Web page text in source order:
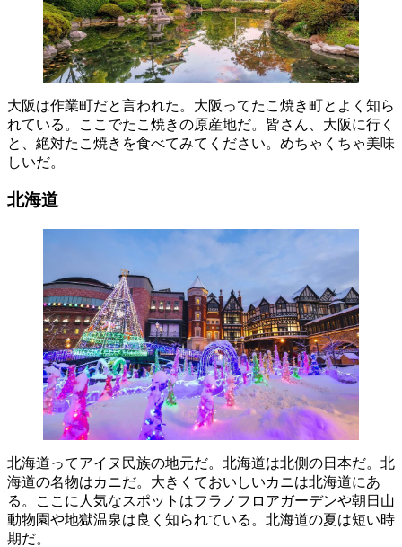
大阪は作業町だと言われた。大阪ってたこ焼き町とよく知ら
れている。ここでたこ焼きの原産地だ。皆さん、大阪に行く
と、絶対たこ焼きを食べてみてください。めちゃくちゃ美味
しいだ。
北海道
北海道ってアイヌ民族の地元だ。北海道は北側の日本だ。北
海道の名物はカニだ。大きくておいしいカニは北海道にあ
る。ここに人気なスポットはフラノフロアガーデンや朝日山
動物園や地獄温泉は良く知られている。北海道の夏は短い時
期だ。